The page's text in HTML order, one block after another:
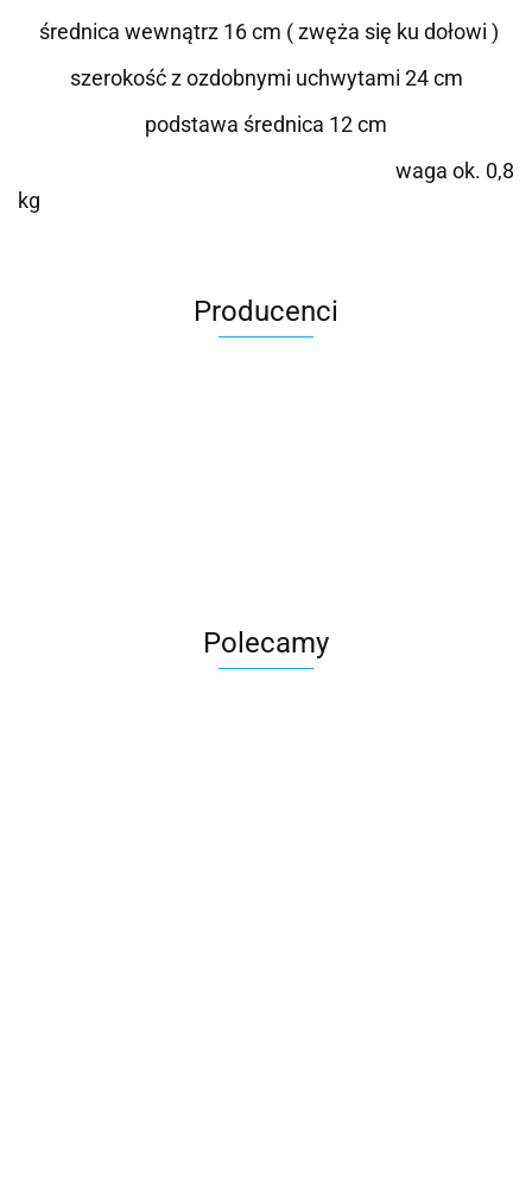
średnica wewnątrz 16 cm ( zwęża się ku dołowi )
szerokość z ozdobnymi uchwytami 24 cm
podstawa średnica 12 cm
waga ok. 0,8
kg
Producenci
Polecamy